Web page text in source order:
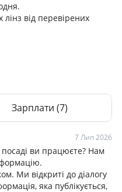
від перевірених
сучасне
до потреб кожного
зір була доступною ще
про ваш зір.
Зарплати (7)
7 Лип 2026
посаді ви працюєте? Нам
Ми відкриті до діалогу
яка публікується,